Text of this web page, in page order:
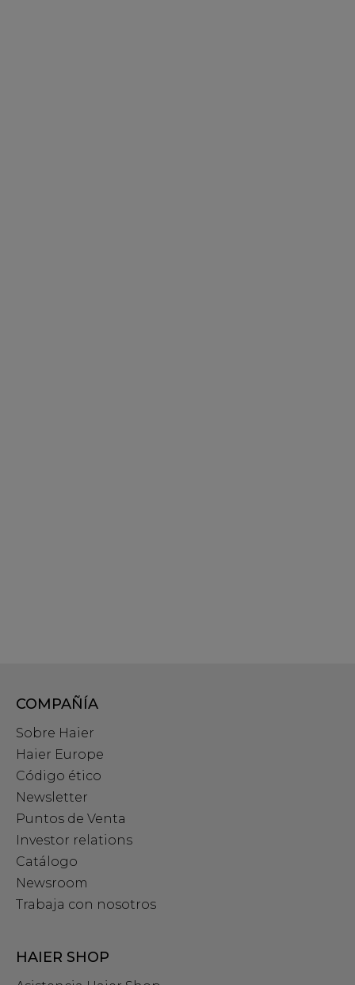
COMPAÑÍA
Sobre Haier
Haier Europe
Código ético
Newsletter
Puntos de Venta
Investor relations
Catálogo
Newsroom
Trabaja con nosotros
HAIER SHOP